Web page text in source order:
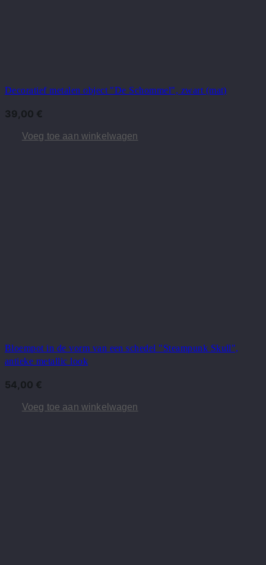
Decoratief metalen object "De Schommel", zwart (mat)
39,00 €
Voeg toe aan winkelwagen
Bloempot in de vorm van een schedel "Steampunk Skull",
antieke metallic look
54,00 €
Voeg toe aan winkelwagen